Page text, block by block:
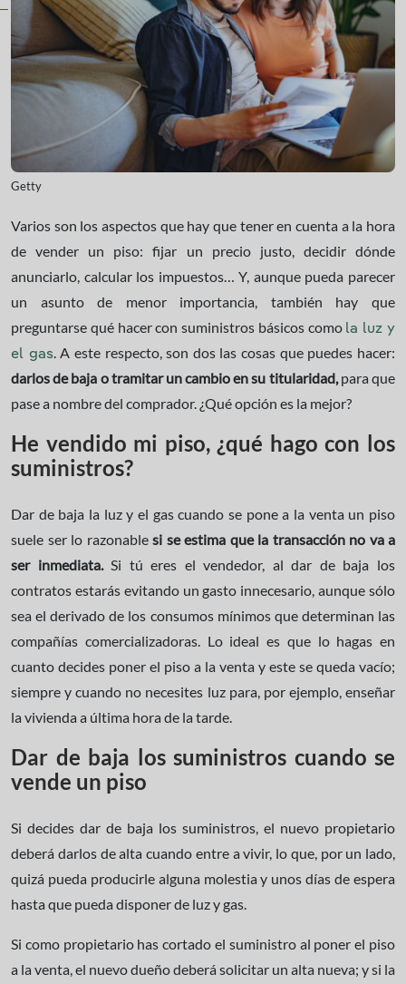
Getty
Varios son los aspectos que hay que tener en cuenta a la hora
de vender un piso: fijar un precio justo, decidir dónde
anunciarlo, calcular los impuestos… Y, aunque pueda parecer
un asunto de menor importancia, también hay que
preguntarse qué hacer con suministros básicos como la luz y
el gas. A este respecto, son dos las cosas que puedes hacer:
darlos de baja o tramitar un cambio en su titularidad,para que
pase a nombre del comprador. ¿Qué opción es la mejor?
He vendido mi piso, ¿qué hago con los
suministros?
Dar de baja la luz y el gas cuando se pone a la venta un piso
suele ser lo razonable si se estima que la transacción no va a
ser inmediata.Si tú eres el vendedor, al dar de baja los
contratos estarás evitando un gasto innecesario, aunque sólo
sea el derivado de los consumos mínimos que determinan las
compañías comercializadoras. Lo ideal es que lo hagas en
cuanto decides poner el piso a la venta y este se queda vacío;
siempre y cuando no necesites luz para, por ejemplo, enseñar
la vivienda a última hora de la tarde.
Dar de baja los suministros cuando se
vende un piso
Si decides dar de baja los suministros, el nuevo propietario
deberá darlos de alta cuando entre a vivir, lo que, por un lado,
quizá pueda producirle alguna molestia y unos días de espera
hasta que pueda disponer de luz y gas.
Si como propietario has cortado el suministro al poner el piso
a la venta, el nuevo dueño deberá solicitar un alta nueva; y si la